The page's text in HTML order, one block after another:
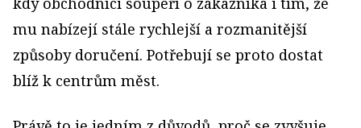
mu nabízejí stále rychlejší a rozmanitější
způsoby doručení. Potřebují se proto dostat
blíž k centrům měst.